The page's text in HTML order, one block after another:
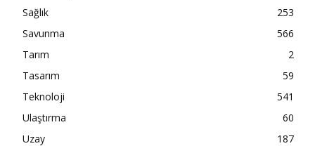
Sağlık
253
Savunma
566
Tarım
2
Tasarım
59
Teknoloji
541
Ulaştırma
60
Uzay
187